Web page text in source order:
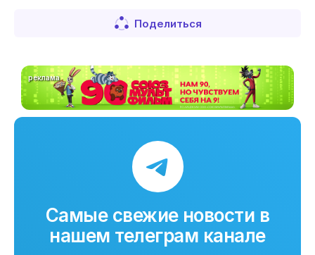
Поделиться
реклама
Самые свежие новости в
нашем телеграм канале